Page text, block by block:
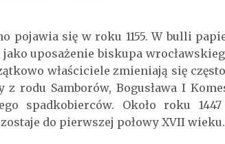
pojawia się w roku 1155. W bulli
uposażenie biskupa
właściciele zmieniają się
rodu Samborów, Bogusława I
spadkobierców. Około roku
do pierwszej połowy XVII wieku.